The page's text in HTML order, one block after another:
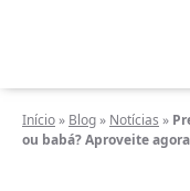
Início» Blog» Notícias »
ou babá? Aproveite